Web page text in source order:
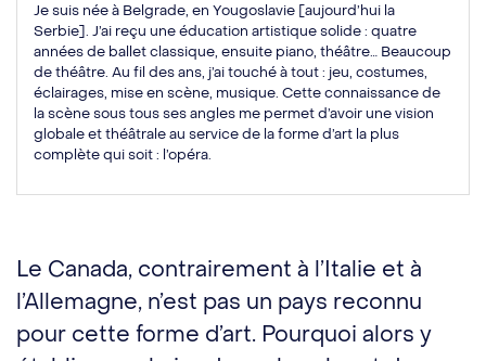
Je suis née à Belgrade, en Yougoslavie [aujourd’hui la
Serbie]. J’ai reçu une éducation artistique solide : quatre
années de ballet classique, ensuite piano, théâtre… Beaucoup
de théâtre. Au fil des ans, j’ai touché à tout : jeu, costumes,
éclairages, mise en scène, musique. Cette connaissance de
la scène sous tous ses angles me permet d’avoir une vision
globale et théâtrale au service de la forme d’art la plus
complète qui soit : l’opéra.
Le Canada, contrairement à l’Italie et à
l’Allemagne, n’est pas un pays reconnu
pour cette forme d’art. Pourquoi alors y